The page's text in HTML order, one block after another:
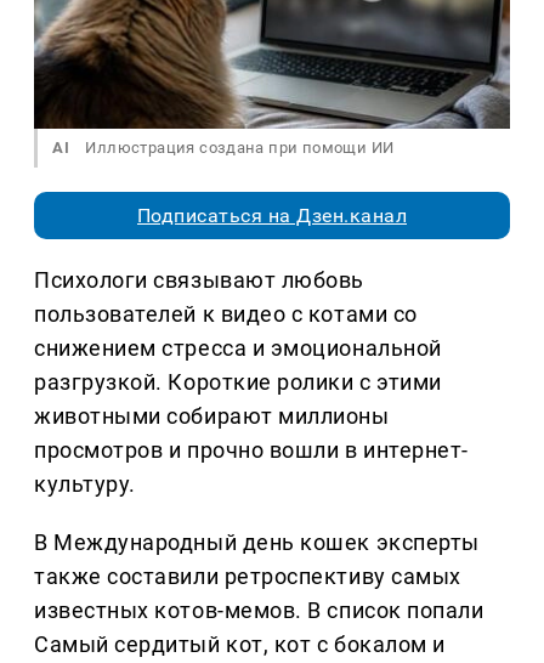
AI Иллюстрация создана при помощи ИИ
Подписаться на Дзен.канал
Психологи связывают любовь
пользователей к видео с котами со
снижением стресса и эмоциональной
разгрузкой. Короткие ролики с этими
животными собирают миллионы
просмотров и прочно вошли в интернет-
культуру.
В Международный день кошек эксперты
также составили ретроспективу самых
известных котов-мемов. В список попали
Самый сердитый кот, кот с бокалом и